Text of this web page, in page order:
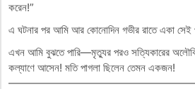
করেন!”
এ ঘটনার পর আমি আর কোনোদিন গভীর রাতে একা সেই
এখন আমি বুঝতে পারি—মৃত্যুর পরও সত্যিকারের
কল্যাণে আসেন! মতি পাগলা ছিলেন তেমন একজন!